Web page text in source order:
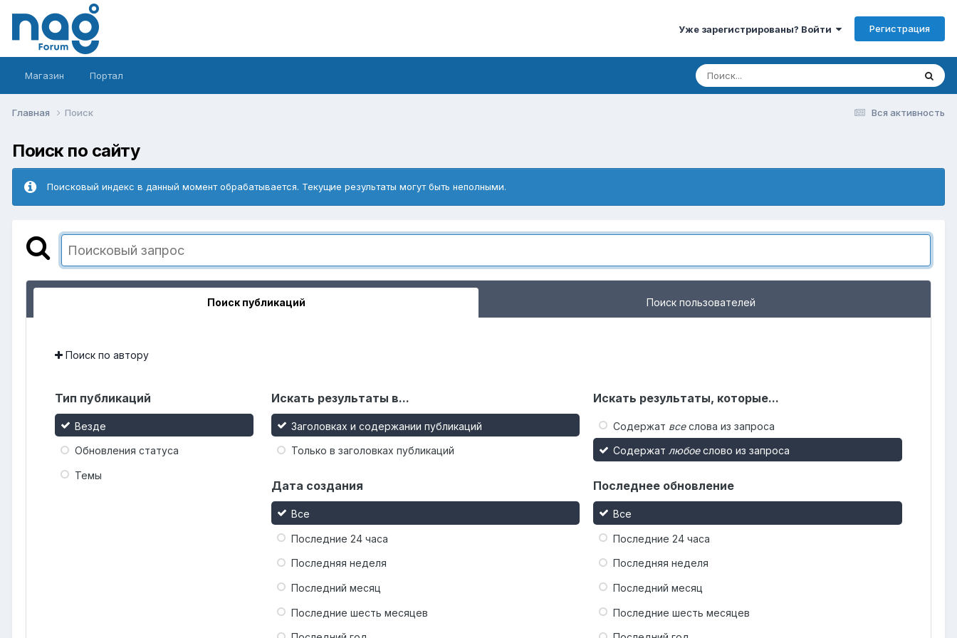
Уже зарегистрированы? Войти Регистрация
Магазин Портал
Вся активность
Главная Поиск
Поиск по сайту
Поисковый индекс в данный момент обрабатывается. Текущие результаты могут быть неполными.
Поиск публикаций Поиск пользователей
Поиск по автору
Тип публикаций
Везде
Обновления статуса
Темы
Искать результаты в...
Заголовках и содержании публикаций
Только в заголовках публикаций
Искать результаты, которые...
Содержат всеслова из запроса
Содержат любоеслово из запроса
Дата создания
Все
Последние 24 часа
Последняя неделя
Последний месяц
Последние шесть месяцев
Последнее обновление
Все
Последние 24 часа
Последняя неделя
Последний месяц
Последние шесть месяцев